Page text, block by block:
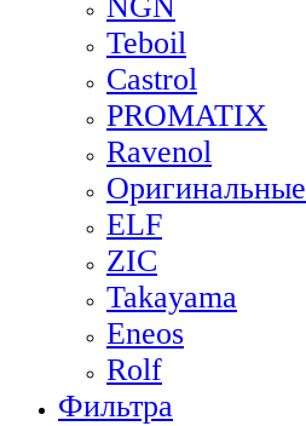
Teboil
Castrol
PROMATIX
Ravenol
Оригинальные
ELF
ZIC
Takayama
Eneos
Rolf
Фильтра